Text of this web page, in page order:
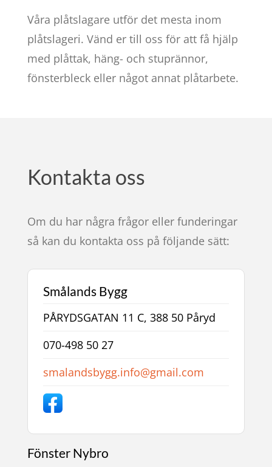
Våra plåtslagare utför det mesta inom
plåtslageri. Vänd er till oss för att få hjälp
med plåttak, häng- och stuprännor,
fönsterbleck eller något annat plåtarbete.
Kontakta oss
Om du har några frågor eller funderingar
så kan du kontakta oss på följande sätt:
Smålands Bygg
PÅRYDSGATAN 11 C, 388 50 Påryd
070-498 50 27
smalandsbygg.info@gmail.com
Fönster Nybro